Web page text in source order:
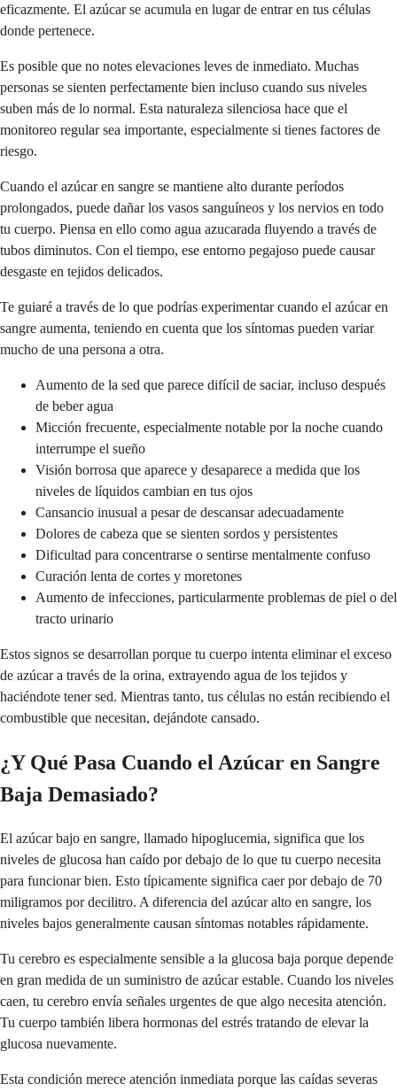
eficazmente. El azúcar se acumula en lugar de entrar en tus células
donde pertenece.
Es posible que no notes elevaciones leves de inmediato. Muchas
personas se sienten perfectamente bien incluso cuando sus niveles
suben más de lo normal. Esta naturaleza silenciosa hace que el
monitoreo regular sea importante, especialmente si tienes factores de
riesgo.
Cuando el azúcar en sangre se mantiene alto durante períodos
prolongados, puede dañar los vasos sanguíneos y los nervios en todo
tu cuerpo. Piensa en ello como agua azucarada fluyendo a través de
tubos diminutos. Con el tiempo, ese entorno pegajoso puede causar
desgaste en tejidos delicados.
Te guiaré a través de lo que podrías experimentar cuando el azúcar en
sangre aumenta, teniendo en cuenta que los síntomas pueden variar
mucho de una persona a otra.
Aumento de la sed que parece difícil de saciar, incluso después
de beber agua
Micción frecuente, especialmente notable por la noche cuando
interrumpe el sueño
Visión borrosa que aparece y desaparece a medida que los
niveles de líquidos cambian en tus ojos
Cansancio inusual a pesar de descansar adecuadamente
Dolores de cabeza que se sienten sordos y persistentes
Dificultad para concentrarse o sentirse mentalmente confuso
Curación lenta de cortes y moretones
Aumento de infecciones, particularmente problemas de piel o del
tracto urinario
Estos signos se desarrollan porque tu cuerpo intenta eliminar el exceso
de azúcar a través de la orina, extrayendo agua de los tejidos y
haciéndote tener sed. Mientras tanto, tus células no están recibiendo el
combustible que necesitan, dejándote cansado.
¿Y Qué Pasa Cuando el Azúcar en Sangre
Baja Demasiado?
El azúcar bajo en sangre, llamado hipoglucemia, significa que los
niveles de glucosa han caído por debajo de lo que tu cuerpo necesita
para funcionar bien. Esto típicamente significa caer por debajo de 70
miligramos por decilitro. A diferencia del azúcar alto en sangre, los
niveles bajos generalmente causan síntomas notables rápidamente.
Tu cerebro es especialmente sensible a la glucosa baja porque depende
en gran medida de un suministro de azúcar estable. Cuando los niveles
caen, tu cerebro envía señales urgentes de que algo necesita atención.
Tu cuerpo también libera hormonas del estrés tratando de elevar la
glucosa nuevamente.
Esta condición merece atención inmediata porque las caídas severas